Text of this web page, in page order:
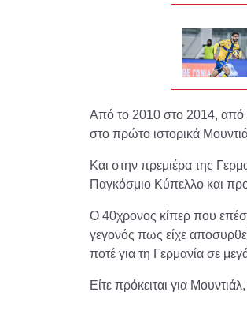
Από το 2010 στο 2014, από
στο πρώτο ιστορικά
Και στην πρεμιέρα της
Παγκόσμιο Κύπελλο και
Ο 40χρονος κίπερ που
γεγονός πως είχε
ποτέ για τη Γερμανία σε
Είτε πρόκειται για